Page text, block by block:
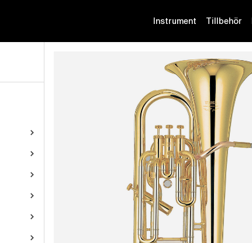
Instrument Tillbehör